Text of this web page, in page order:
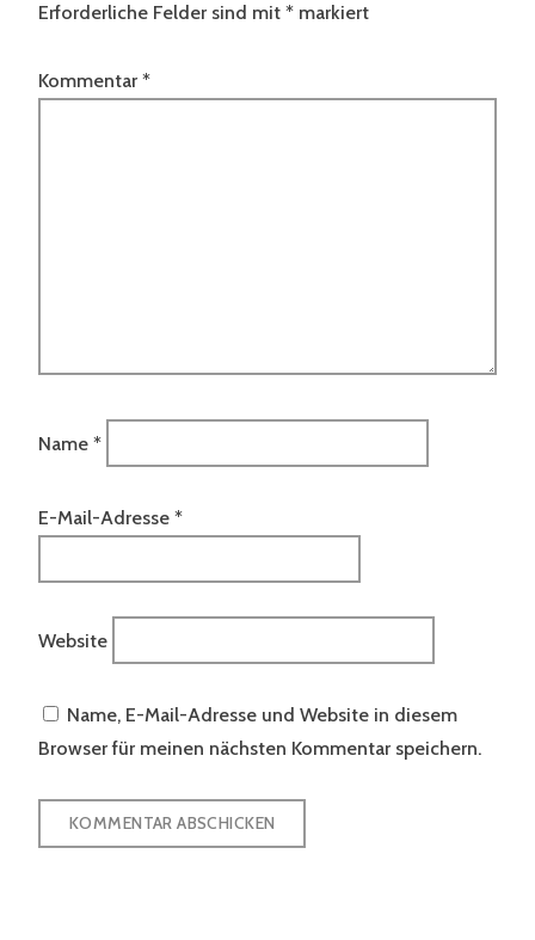
Erforderliche Felder sind mit * markiert
Kommentar *
Name *
E-Mail-Adresse *
Website
Name, E-Mail-Adresse und Website in diesem
Browser für meinen nächsten Kommentar speichern.